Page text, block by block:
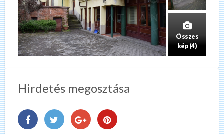
Összes
kép (4)
Hirdetés megosztása